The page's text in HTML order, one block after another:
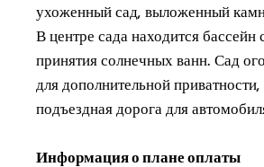
ухоженный сад, выложенный
В центре сада находится бассейн
принятия солнечных ванн. Сад
для дополнительной
подъездная дорога для
Информация о плане оплаты